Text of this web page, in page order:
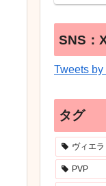
SNS：
Tweets
タグ
ヴィエラ
PVP